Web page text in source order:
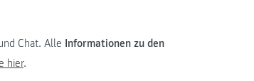
Chat. Alle Informationen zu den
hier.